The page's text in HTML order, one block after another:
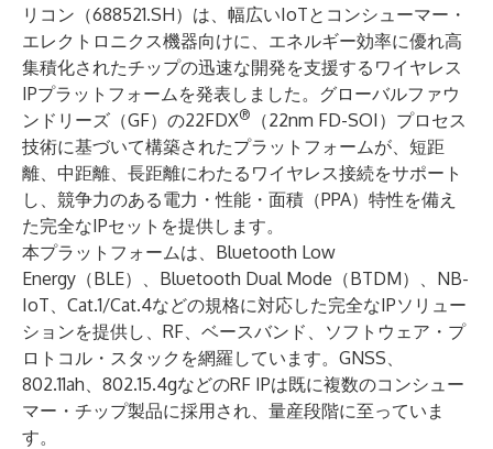
リコン（688521.SH）は、幅広いIoTとコンシューマー・
エレクトロニクス機器向けに、エネルギー効率に優れ高
集積化されたチップの迅速な開発を支援するワイヤレス
IPプラットフォームを発表しました。グローバルファウ
ンドリーズ（GF）の22FDX®
（22nm FD-SOI）プロセス
技術に基づいて構築されたプラットフォームが、短距
離、中距離、長距離にわたるワイヤレス接続をサポート
し、競争力のある電力・性能・面積（PPA）特性を備え
た完全なIPセットを提供します。
本プラットフォームは、Bluetooth Low
Energy（BLE）、Bluetooth Dual Mode（BTDM）、NB-
IoT、Cat.1/Cat.4などの規格に対応した完全なIPソリュー
ションを提供し、RF、ベースバンド、ソフトウェア・プ
ロトコル・スタックを網羅しています。GNSS、
802.11ah、802.15.4gなどのRF IPは既に複数のコンシュー
マー・チップ製品に採用され、量産段階に至っていま
す。